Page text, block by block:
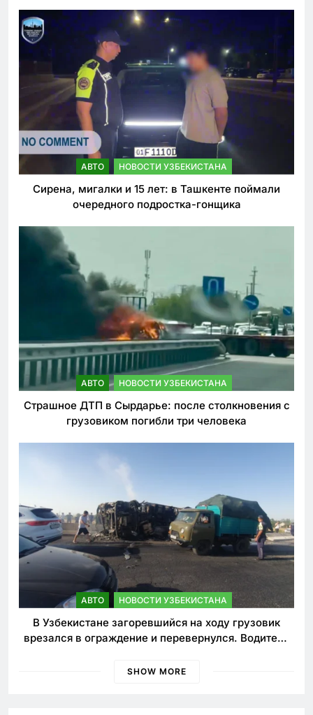
АВТО НОВОСТИ УЗБЕКИСТАНА
Сирена, мигалки и 15 лет: в Ташкенте поймали
очередного подростка-гонщика
АВТО НОВОСТИ УЗБЕКИСТАНА
Страшное ДТП в Сырдарье: после столкновения с
грузовиком погибли три человека
АВТО НОВОСТИ УЗБЕКИСТАНА
В Узбекистане загоревшийся на ходу грузовик
врезался в ограждение и перевернулся. Водитель
SHOW MORE